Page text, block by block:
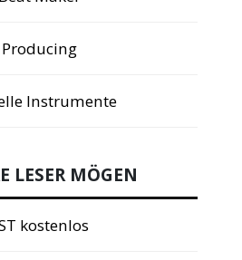
Producing
Instrumente
LESER MÖGEN
kostenlos